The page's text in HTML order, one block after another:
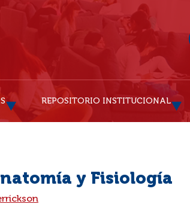
REPOSITORIO INSTITUCIONAL
y Fisiología